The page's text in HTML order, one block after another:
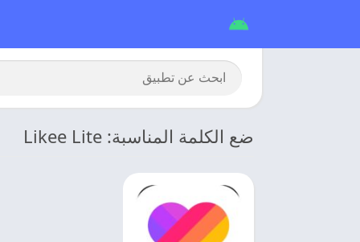
ضع الكلمة المناسبة: Likee Lite